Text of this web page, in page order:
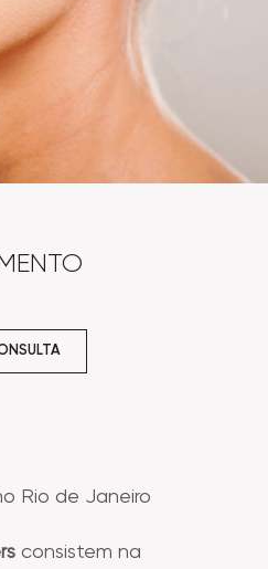
Rio de Janeiro
consistem na